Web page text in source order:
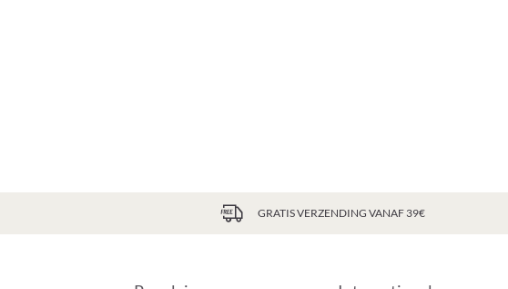
GRATIS VERZENDING VANAF 39€